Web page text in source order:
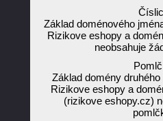
Základ doménového
Rizikove eshopy a
neobsahuje
Základ domény
Rizikove eshopy a
(rizikove eshopy.cz)